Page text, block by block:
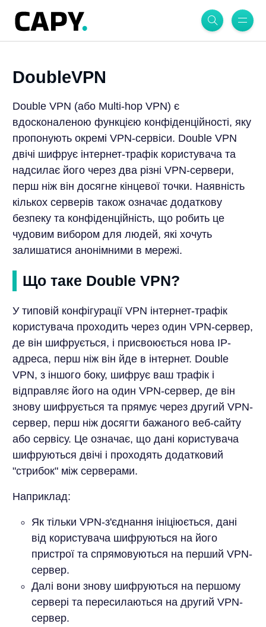
DoubleVPN
Double VPN (або Multi-hop VPN) є
вдосконаленою функцією конфіденційності, яку
пропонують окремі VPN-сервіси. Double VPN
двічі шифрує інтернет-трафік користувача та
надсилає його через два різні VPN-сервери,
перш ніж він досягне кінцевої точки. Наявність
кількох серверів також означає додаткову
безпеку та конфіденційність, що робить це
чудовим вибором для людей, які хочуть
залишатися анонімними в мережі.
Що таке Double VPN?
У типовій конфігурації VPN інтернет-трафік
користувача проходить через один VPN-сервер,
де він шифрується, і присвоюється нова IP-
адреса, перш ніж він йде в інтернет. Double
VPN, з іншого боку, шифрує ваш трафік і
відправляє його на один VPN-сервер, де він
знову шифрується та прямує через другий VPN-
сервер, перш ніж досягти бажаного веб-сайту
або сервісу. Це означає, що дані користувача
шифруються двічі і проходять додатковий
"стрибок" між серверами.
Наприклад:
Як тільки VPN-з'єднання ініціюється, дані
від користувача шифруються на його
пристрої та спрямовуються на перший VPN-
сервер.
Далі вони знову шифруються на першому
сервері та пересилаються на другий VPN-
сервер.